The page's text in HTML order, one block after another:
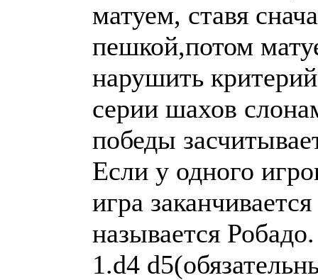
матуем, ставя
пешкой,потом
нарушить
серии шахов
победы
Если у одного
игра
называется Робадо.
1.d4